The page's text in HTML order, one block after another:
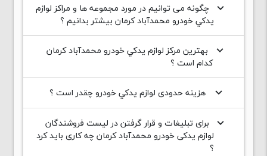
keyboard_arrow_down چگونه می توانیم در مورد مجموعه ها و مراکز لوازم
يدکي خودرو محمدآباد کرمان بیشتر بدانیم ؟
keyboard_arrow_down
بهترین مرکز لوازم يدکي خودرو محمدآباد کرمان
کدام است ؟
keyboard_arrow_down هزینه حدودی لوازم يدکي خودرو چقدر است ؟
keyboard_arrow_down
برای تبلیغات و قرار گرفتن در لیست فروشندگان
لوازم یدکی خودرو محمدآباد کرمان چه کاری باید کرد
؟